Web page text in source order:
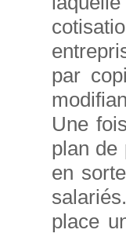
par
Une
plan de
en
place